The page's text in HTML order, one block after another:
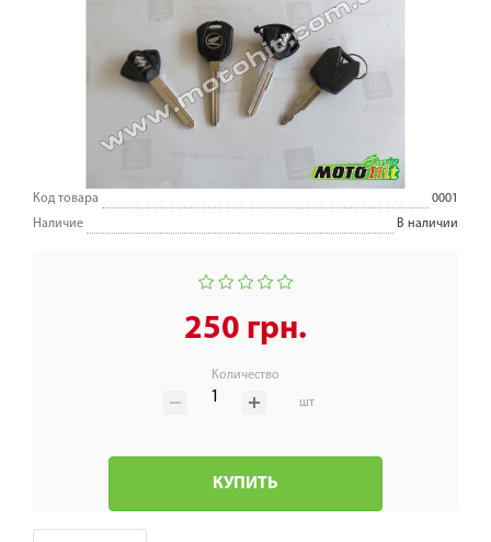
Код товара
0001
Наличие
В наличии
250 грн.
Количество
шт
КУПИТЬ